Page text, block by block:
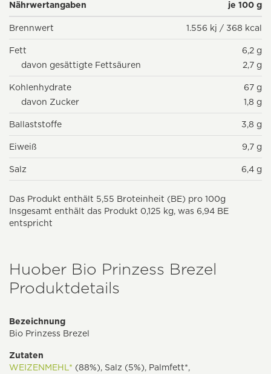
Nährwertangaben je 100 g
Brennwert 1.556 kj / 368 kcal
Fett
6,2 g
davon gesättigte Fettsäuren
2,7 g
Kohlenhydrate
67 g
davon Zucker
1,8 g
Ballaststoffe 3,8 g
Eiweiß 9,7 g
Salz 6,4 g
Das Produkt enthält 5,55 Broteinheit (BE) pro 100g
Insgesamt enthält das Produkt 0,125 kg, was 6,94 BE
entspricht
Huober Bio Prinzess Brezel
Produktdetails
Bezeichnung
Bio Prinzess Brezel
Zutaten
WEIZENMEHL* (88%), Salz (5%), Palmfett*,